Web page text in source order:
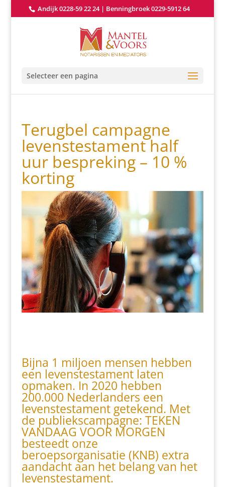
Andijk 0228-59 22 24| Benningbroek 0229-5912 64
Selecteer een pagina
Terugbel campagne
levenstestament half
uur bespreking – 10 %
korting
Bijna 1 miljoen mensen hebben
een levenstestament laten
opmaken. In 2020 hebben
200.000 Nederlanders een
levenstestament getekend. Met
de publiekscampagne: TEKEN
VANDAAG VOOR MORGEN
besteedt onze
beroepsorganisatie (KNB) extra
aandacht aan het belang van het
levenstestament.